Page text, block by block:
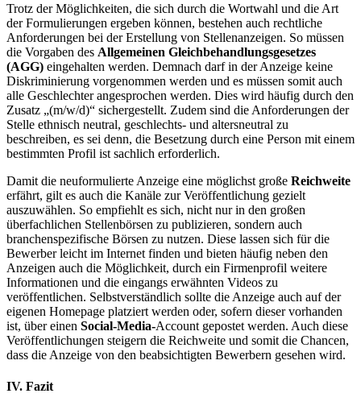
Trotz der Möglichkeiten, die sich durch die Wortwahl und die Art
der Formulierungen ergeben können, bestehen auch rechtliche
Anforderungen bei der Erstellung von Stellenanzeigen. So müssen
die Vorgaben des Allgemeinen Gleichbehandlungsgesetzes
(AGG) eingehalten werden. Demnach darf in der Anzeige keine
Diskriminierung vorgenommen werden und es müssen somit auch
alle Geschlechter angesprochen werden. Dies wird häufig durch den
Zusatz „(m/w/d)“ sichergestellt. Zudem sind die Anforderungen der
Stelle ethnisch neutral, geschlechts- und altersneutral zu
beschreiben, es sei denn, die Besetzung durch eine Person mit einem
bestimmten Profil ist sachlich erforderlich.
Damit die neuformulierte Anzeige eine möglichst große Reichweite
erfährt, gilt es auch die Kanäle zur Veröffentlichung gezielt
auszuwählen. So empfiehlt es sich, nicht nur in den großen
überfachlichen Stellenbörsen zu publizieren, sondern auch
branchenspezifische Börsen zu nutzen. Diese lassen sich für die
Bewerber leicht im Internet finden und bieten häufig neben den
Anzeigen auch die Möglichkeit, durch ein Firmenprofil weitere
Informationen und die eingangs erwähnten Videos zu
veröffentlichen. Selbstverständlich sollte die Anzeige auch auf der
eigenen Homepage platziert werden oder, sofern dieser vorhanden
ist, über einen Social-Media-Account gepostet werden. Auch diese
Veröffentlichungen steigern die Reichweite und somit die Chancen,
dass die Anzeige von den beabsichtigten Bewerbern gesehen wird.
IV. Fazit